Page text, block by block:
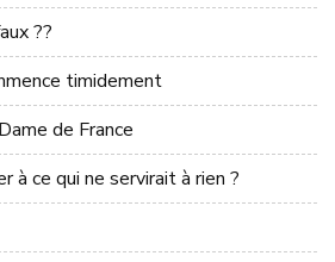
??
timidement
de France
à ce qui ne servirait à rien ?